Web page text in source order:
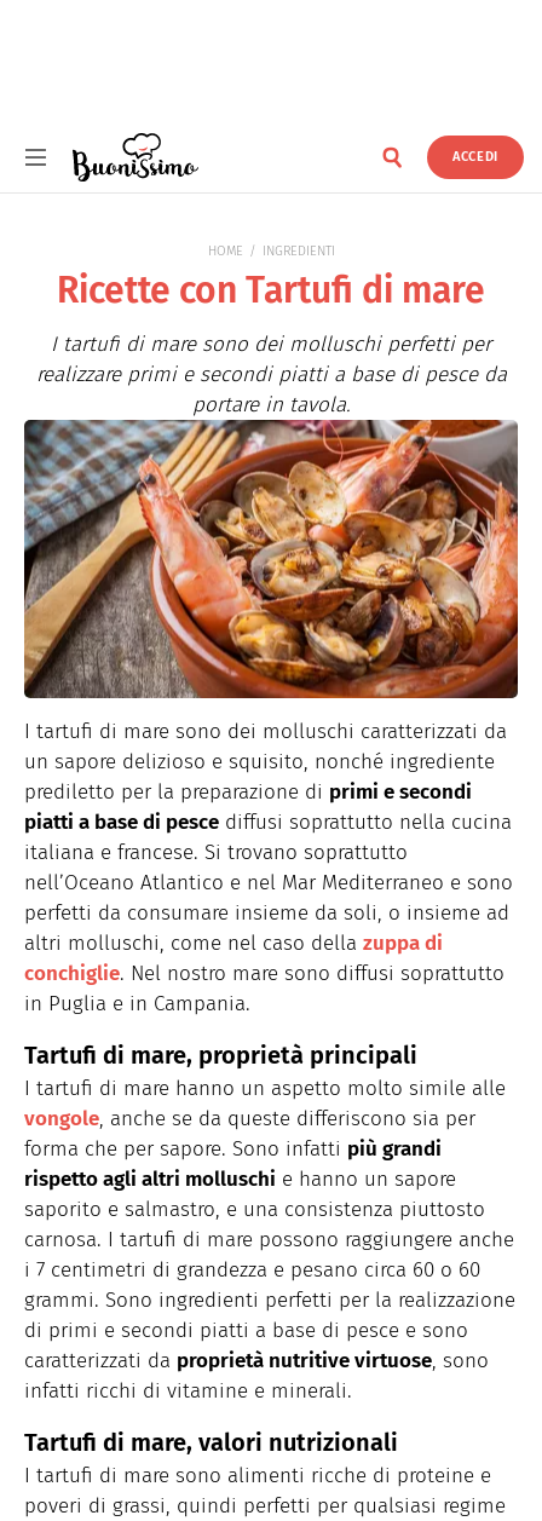
ACCEDI
HOME INGREDIENTI
Ricette con Tartufi di mare
I tartufi di mare sono dei molluschi perfetti per
realizzare primi e secondi piatti a base di pesce da
portare in tavola.
I tartufi di mare sono dei molluschi caratterizzati da
un sapore delizioso e squisito, nonché ingrediente
prediletto per la preparazione di primi e secondi
piatti a base di pesce diffusi soprattutto nella cucina
italiana e francese. Si trovano soprattutto
nell’Oceano Atlantico e nel Mar Mediterraneo e sono
perfetti da consumare insieme da soli, o insieme ad
altri molluschi, come nel caso della zuppa di
conchiglie. Nel nostro mare sono diffusi soprattutto
in Puglia e in Campania.
Tartufi di mare, proprietà principali
I tartufi di mare hanno un aspetto molto simile alle
vongole, anche se da queste differiscono sia per
forma che per sapore. Sono infatti più grandi
rispetto agli altri molluschi e hanno un sapore
saporito e salmastro, e una consistenza piuttosto
carnosa. I tartufi di mare possono raggiungere anche
i 7 centimetri di grandezza e pesano circa 60 o 60
grammi. Sono ingredienti perfetti per la realizzazione
di primi e secondi piatti a base di pesce e sono
caratterizzati da proprietà nutritive virtuose, sono
infatti ricchi di vitamine e minerali.
Tartufi di mare, valori nutrizionali
I tartufi di mare sono alimenti ricche di proteine e
poveri di grassi, quindi perfetti per qualsiasi regime